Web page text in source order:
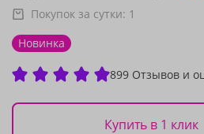
Покупок за сутки: 1
Новинка
899 Отзывов и
Купить в 1 клик